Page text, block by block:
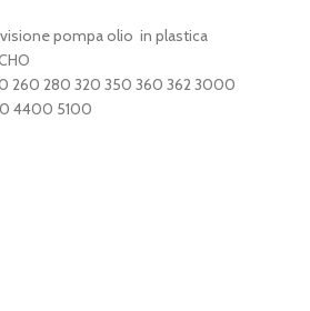
pompa olio in plastica
260 280 320 350 360 362 3000
4400 5100